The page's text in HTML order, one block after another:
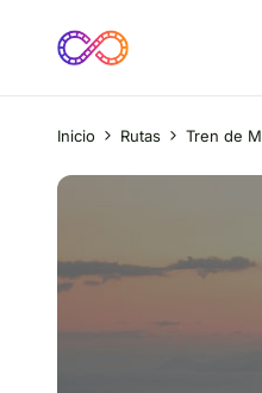
Inicio Rutas Tren de